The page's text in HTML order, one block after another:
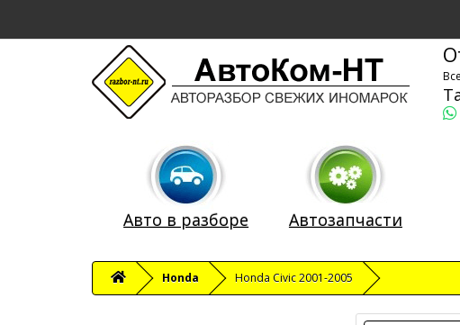
Авто в разборе Автозапчасти
Honda Honda Civic 2001-2005